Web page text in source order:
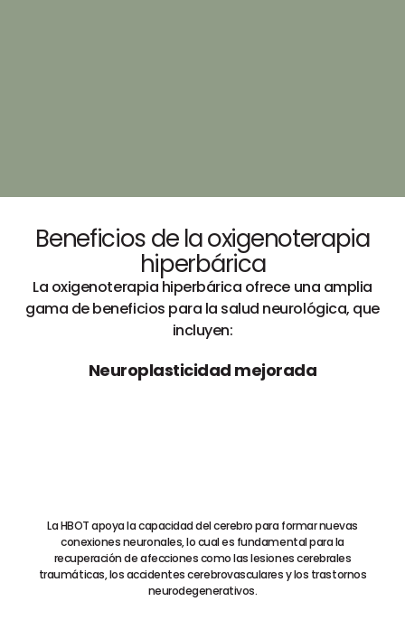
Beneficios de la oxigenoterapia
hiperbárica
La oxigenoterapia hiperbárica ofrece una amplia
gama de beneficios para la salud neurológica, que
incluyen:
Neuroplasticidad mejorada
La HBOT apoya la capacidad del cerebro para formar nuevas
conexiones neuronales, lo cual es fundamental para la
recuperación de afecciones como las lesiones cerebrales
traumáticas, los accidentes cerebrovasculares y los trastornos
neurodegenerativos.